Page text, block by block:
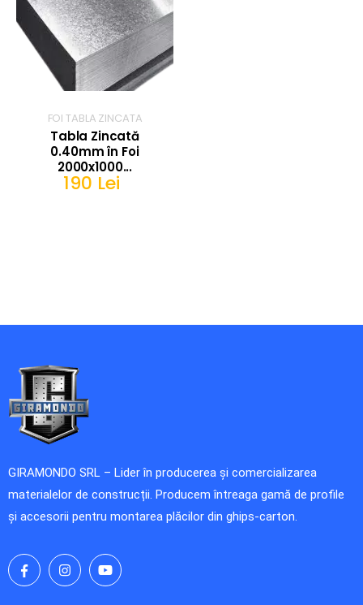
FOI TABLA ZINCATA
Tabla Zincată
0.40mm în Foi
2000x1000...
190 Lei
GIRAMONDO SRL – Lider în producerea și comercializarea
materialelor de construcții. Producem întreaga gamă de profile
și accesorii pentru montarea plăcilor din ghips-carton.